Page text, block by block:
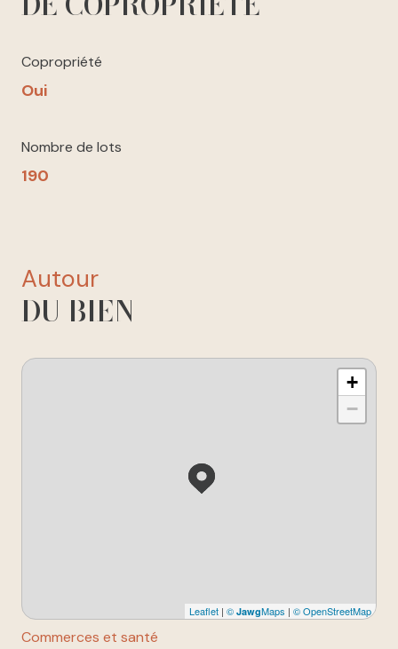
Copropriété
Oui
Nombre de lots
190
autour
DU BIEN
+
−
Leaflet | © JawgMaps | © OpenStreetMap
Commerces et santé